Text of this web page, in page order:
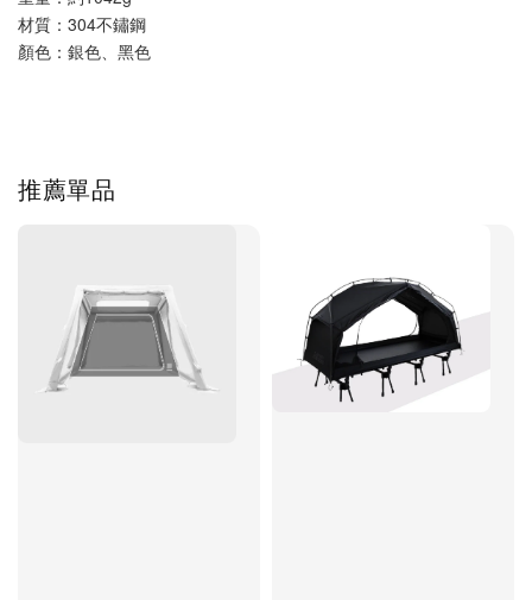
材質：304不鏽鋼
顏色：銀色、黑色
推薦單品